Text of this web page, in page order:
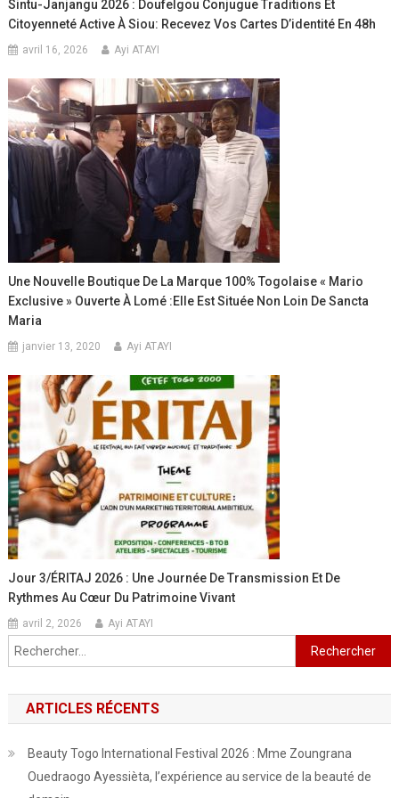
Sintu-Janjangu 2026 : Doufelgou Conjugue Traditions Et
Citoyenneté Active À Siou: Recevez Vos Cartes D’identité En 48h
avril 16, 2026 Ayi ATAYI
Une Nouvelle Boutique De La Marque 100% Togolaise « Mario
Exclusive » Ouverte À Lomé :Elle Est Située Non Loin De Sancta
Maria
janvier 13, 2020 Ayi ATAYI
Jour 3/ÉRITAJ 2026 : Une Journée De Transmission Et De
Rythmes Au Cœur Du Patrimoine Vivant
avril 2, 2026 Ayi ATAYI
Rechercher :
ARTICLES RÉCENTS
Beauty Togo International Festival 2026 : Mme Zoungrana
Ouedraogo Ayessièta, l’expérience au service de la beauté de